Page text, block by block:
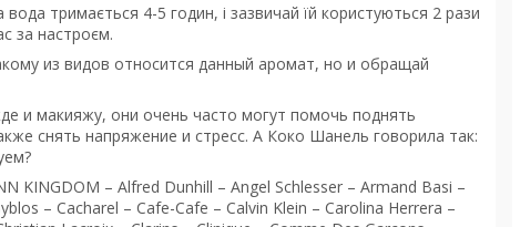
тримається 4-5 годин, і зазвичай їй користуються 2 рази
за настроєм.
из видов относится данный аромат, но и обращай
и макияжу, они очень часто могут помочь поднять
снять напряжение и стресс. А Коко Шанель говорила так:
KINGDOM – Alfred Dunhill – Angel Schlesser – Armand Basi –
– Cacharel – Cafe-Cafe – Calvin Klein – Carolina Herrera –